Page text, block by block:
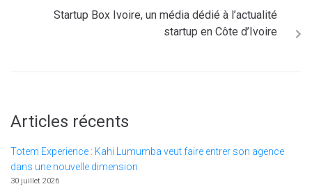
Startup Box Ivoire, un média dédié à l’actualité
startup en Côte d’Ivoire
Articles récents
Totem Experience : Kahi Lumumba veut faire entrer son agence
dans une nouvelle dimension
30 juillet 2026